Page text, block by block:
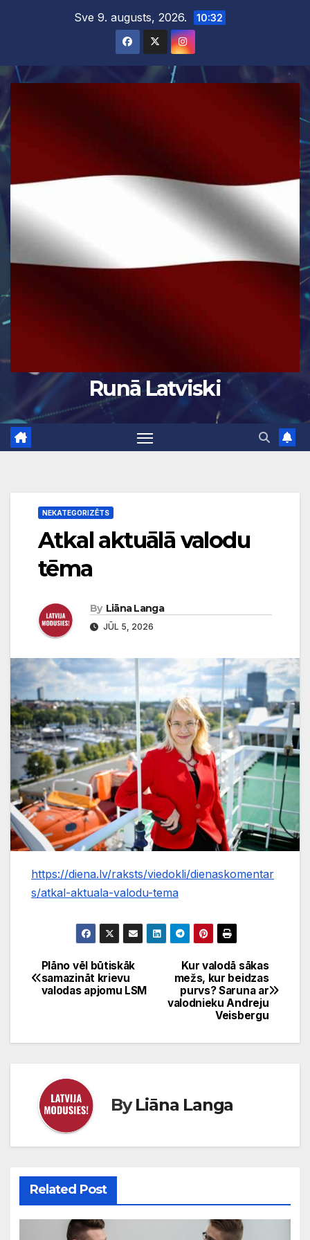
Sve 9. augusts, 2026. 10:32
Runā Latviski
NEKATEGORIZĒTS
Atkal aktuālā valodu
tēma
By Liāna Langa
JŪL 5, 2026
https://diena.lv/raksts/viedokli/dienaskomentar
s/atkal-aktuala-valodu-tema
Ziņu
izvēlne
Kur valodā sākas
mežs, kur beidzas
purvs? Saruna ar
valodnieku Andreju
Veisbergu
Plāno vēl būtiskāk
samazināt krievu
valodas apjomu LSM
ByLiāna Langa
Related Post